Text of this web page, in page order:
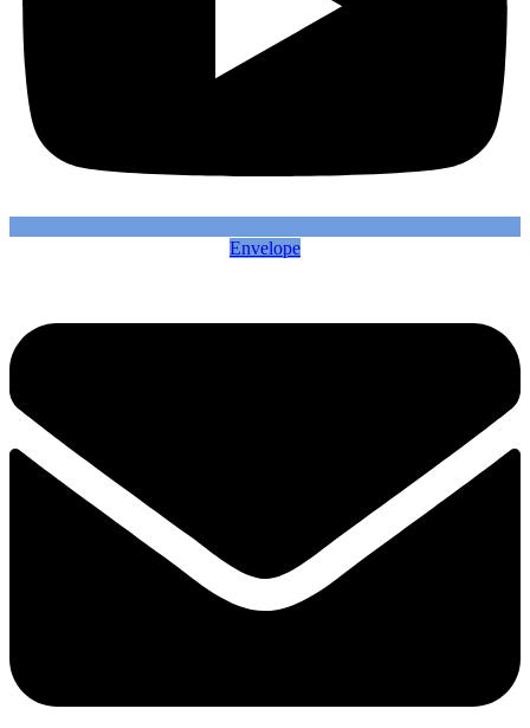
Envelope